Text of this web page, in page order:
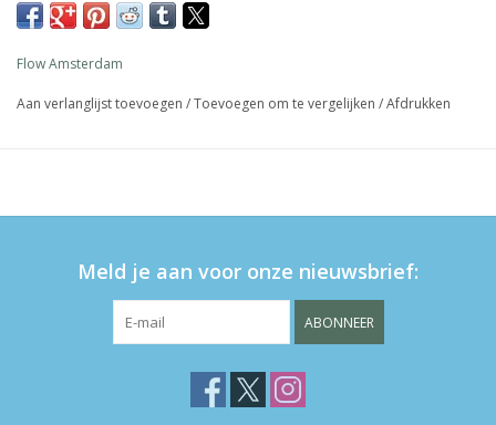
ook te gebruiken als nachtlampje met sterretjes over zijn
op te laden met USB-kabel (inbegrepen)
Flow Amsterdam
Aan verlanglijst toevoegen /Toevoegen om te vergelijken /Afdrukken
Meld je aan voor onze nieuwsbrief:
ABONNEER